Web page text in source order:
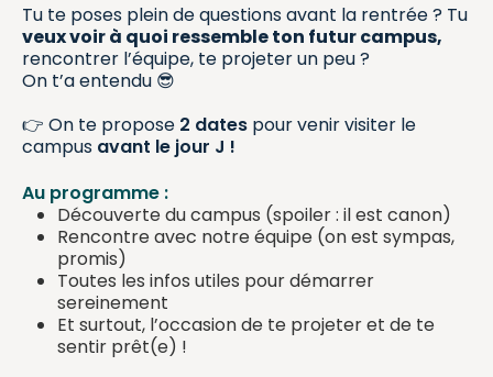
Tu te poses plein de questions avant la rentrée ? Tu
veux voir à quoi ressemble ton futur campus,
rencontrer l’équipe, te projeter un peu ?
On t’a entendu 😎
👉 On te propose 2 dates pour venir visiter le
campus avant le jour J !
Au programme :
Découverte du campus (spoiler : il est canon)
Rencontre avec notre équipe (on est sympas,
promis)
Toutes les infos utiles pour démarrer
sereinement
Et surtout, l’occasion de te projeter et de te
sentir prêt(e) !